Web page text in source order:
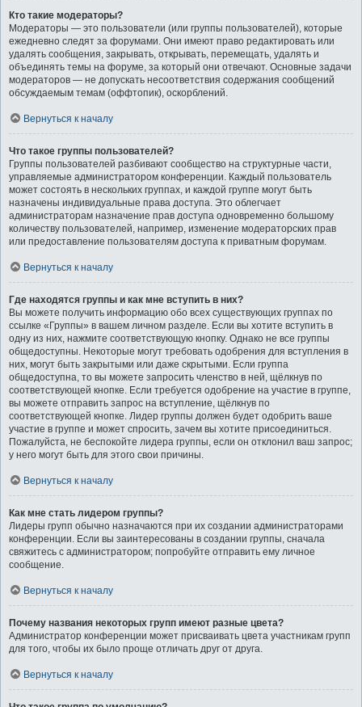
Кто такие модераторы?
Модераторы — это пользователи (или группы пользователей), которые
ежедневно следят за форумами. Они имеют право редактировать или
удалять сообщения, закрывать, открывать, перемещать, удалять и
объединять темы на форуме, за который они отвечают. Основные задачи
модераторов — не допускать несоответствия содержания сообщений
обсуждаемым темам (оффтопик), оскорблений.
Вернуться к началу
Что такое группы пользователей?
Группы пользователей разбивают сообщество на структурные части,
управляемые администратором конференции. Каждый пользователь
может состоять в нескольких группах, и каждой группе могут быть
назначены индивидуальные права доступа. Это облегчает
администраторам назначение прав доступа одновременно большому
количеству пользователей, например, изменение модераторских прав
или предоставление пользователям доступа к приватным форумам.
Вернуться к началу
Где находятся группы и как мне вступить в них?
Вы можете получить информацию обо всех существующих группах по
ссылке «Группы» в вашем личном разделе. Если вы хотите вступить в
одну из них, нажмите соответствующую кнопку. Однако не все группы
общедоступны. Некоторые могут требовать одобрения для вступления в
них, могут быть закрытыми или даже скрытыми. Если группа
общедоступна, то вы можете запросить членство в ней, щёлкнув по
соответствующей кнопке. Если требуется одобрение на участие в группе,
вы можете отправить запрос на вступление, щёлкнув по
соответствующей кнопке. Лидер группы должен будет одобрить ваше
участие в группе и может спросить, зачем вы хотите присоединиться.
Пожалуйста, не беспокойте лидера группы, если он отклонил ваш запрос;
у него могут быть для этого свои причины.
Вернуться к началу
Как мне стать лидером группы?
Лидеры групп обычно назначаются при их создании администраторами
конференции. Если вы заинтересованы в создании группы, сначала
свяжитесь с администратором; попробуйте отправить ему личное
сообщение.
Вернуться к началу
Почему названия некоторых групп имеют разные цвета?
Администратор конференции может присваивать цвета участникам групп
для того, чтобы их было проще отличать друг от друга.
Вернуться к началу